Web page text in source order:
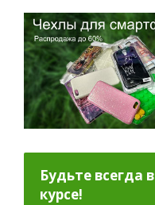
Будьте всегда в
курсе!